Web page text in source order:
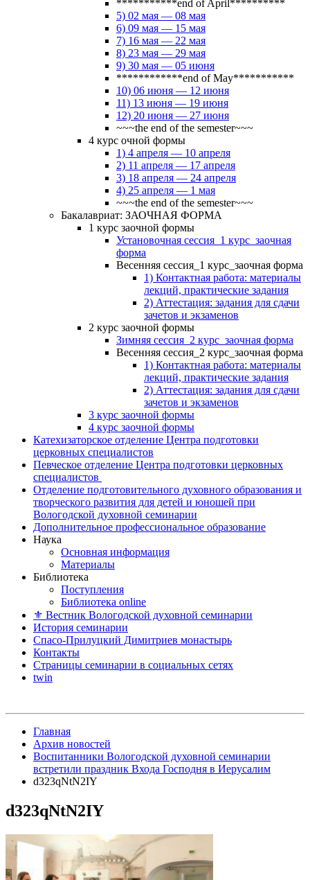
***********end of April**********
5) 02 мая — 08 мая
6) 09 мая — 15 мая
7) 16 мая — 22 мая
8) 23 мая — 29 мая
9) 30 мая — 05 июня
************end of May***********
10) 06 июня — 12 июня
11) 13 июня — 19 июня
12) 20 июня — 27 июня
~~~the end of the semester~~~
4 курс очной формы
1) 4 апреля — 10 апреля
2) 11 апреля — 17 апреля
3) 18 апреля — 24 апреля
4) 25 апреля — 1 мая
~~~the end of the semester~~~
Бакалавриат: ЗАОЧНАЯ ФОРМА
1 курс заочной формы
Установочная сессия_1 курс_заочная
форма
Весенняя сессия_1 курс_заочная форма
1) Контактная работа: материалы
лекций, практические задания
2) Аттестация: задания для сдачи
зачетов и экзаменов
2 курс заочной формы
Зимняя сессия_2 курс_заочная форма
Весенняя сессия_2 курс_заочная форма
1) Контактная работа: материалы
лекций, практические задания
2) Аттестация: задания для сдачи
зачетов и экзаменов
3 курс заочной формы
4 курс заочной формы
Катехизаторское отделение Центра подготовки
церковных специалистов
Певческое отделение Центра подготовки церковных
специалистов
Отделение подготовительного духовного образования и
творческого развития для детей и юношей при
Вологодской духовной семинарии
Дополнительное профессиональное образование
Наука
Основная информация
Материалы
Библиотека
Поступления
Библиотека online
⚜ Вестник Вологодской духовной семинарии
История семинарии
Спасо-Прилуцкий Димитриев монастырь
Контакты
Страницы семинарии в социальных сетях
twin
Главная
Архив новостей
Воспитанники Вологодской духовной семинарии
встретили праздник Входа Господня в Иерусалим
d323qNtN2IY
d323qNtN2IY